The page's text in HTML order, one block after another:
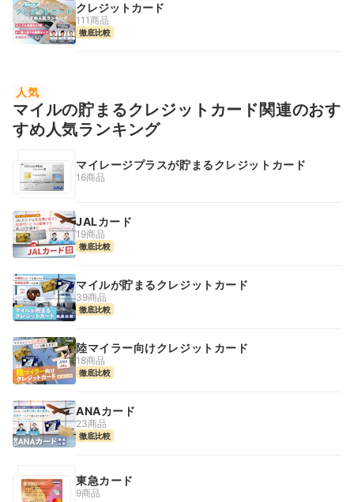
クレジットカード
111商品
徹底比較
人気
マイルの貯まるクレジットカード関連のおす
すめ人気ランキング
マイレージプラスが貯まるクレジットカード
16商品
JALカード
19商品
徹底比較
マイルが貯まるクレジットカード
39商品
徹底比較
陸マイラー向けクレジットカード
18商品
徹底比較
ANAカード
23商品
徹底比較
東急カード
9商品